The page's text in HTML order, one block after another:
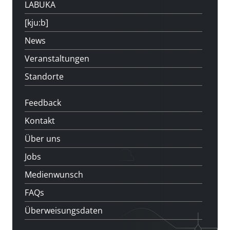
LABUKA
[kju:b]
News
Veranstaltungen
Standorte
Feedback
Kontakt
Über uns
Jobs
Medienwunsch
FAQs
Überweisungsdaten